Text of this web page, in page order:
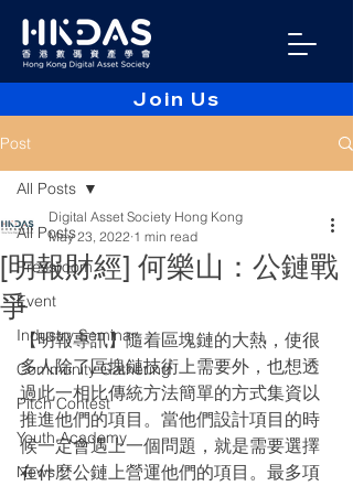
Join Us
Post
All Posts
Pressroom
Event
Industry Seminar
Community Gathering
Pitch Contest
Youth Academy
News
All Posts
[明報財經] 何樂山：公鏈戰
爭
Digital Asset Society Hong Kong
May 23, 2022 1 min read
【明報專訊】隨着區塊鏈的大熱，使很
多人除了區塊鏈技術上需要外，也想透
過此一相比傳統方法簡單的方式集資以
推進他們的項目。當他們設計項目的時
候一定會遇上一個問題，就是需要選擇
在什麼公鏈上營運他們的項目。最多項